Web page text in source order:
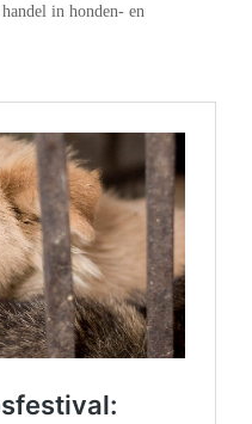
in honden- en